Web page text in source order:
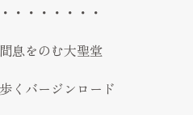
・・・・・・・
息をのむ大聖堂
くバージンロード